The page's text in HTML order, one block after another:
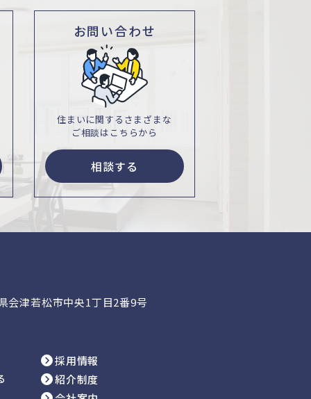
お問い合わせ
住まいに関するさまざまな
ご相談はこちらから
相談する
津若松市中央1丁目2番9号
採用情報
紹介制度